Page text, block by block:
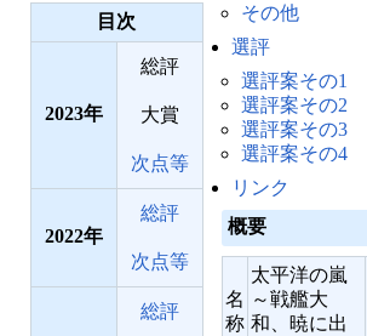
目次
2023
総評
大賞
次点等
2022
総評
次点等
総評
その他
選評
選評案その1
選評案その2
選評案その3
選評案その4
リンク
概要
名
称
太平洋の嵐
～戦艦大
和、暁に出